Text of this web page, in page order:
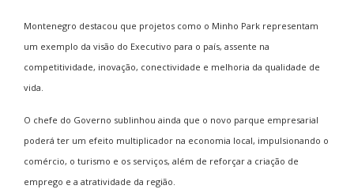
Montenegro destacou que projetos como o Minho Park representam
um exemplo da visão do Executivo para o país, assente na
competitividade, inovação, conectividade e melhoria da qualidade de
vida.
O chefe do Governo sublinhou ainda que o novo parque empresarial
poderá ter um efeito multiplicador na economia local, impulsionando o
comércio, o turismo e os serviços, além de reforçar a criação de
emprego e a atratividade da região.